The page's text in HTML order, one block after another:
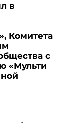
в
Комитета
с
«Мульти